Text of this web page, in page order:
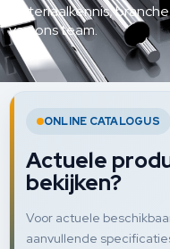
Materiaalkennis,
van ons team.
ONLINE CATALOGUS
Actuele
bekijken?
Voor actuele
aanvullende